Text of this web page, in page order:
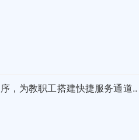
，为教职工搭建快捷服务通道..